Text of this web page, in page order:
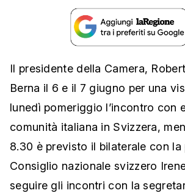
Il presidente della Camera,
Berna il 6 e il 7 giugno per una
lunedì pomeriggio l’incontro con
comunità italiana in Svizzera,
8.30 è previsto il bilaterale con la
Consiglio nazionale svizzero
seguire gli incontri con la